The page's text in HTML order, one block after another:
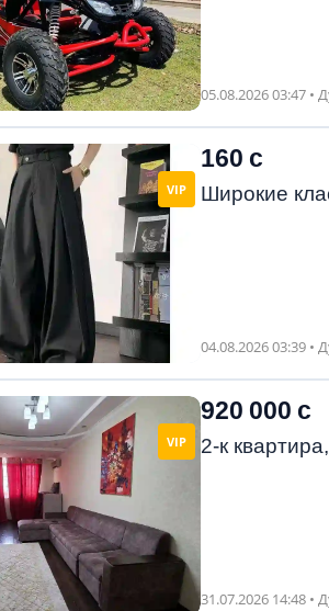
05.08.2026 03:47 •
VIP
160 с
Широкие
04.08.2026 03:39 •
VIP
920 000 с
2-к
31.07.2026 14:48 •